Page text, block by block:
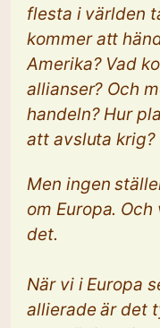
flesta i världen
kommer att
Amerika? Vad
allianser? Och
handeln? Hur
att avsluta krig?
Men ingen
om Europa.
det.
När vi i Europa
allierade är det